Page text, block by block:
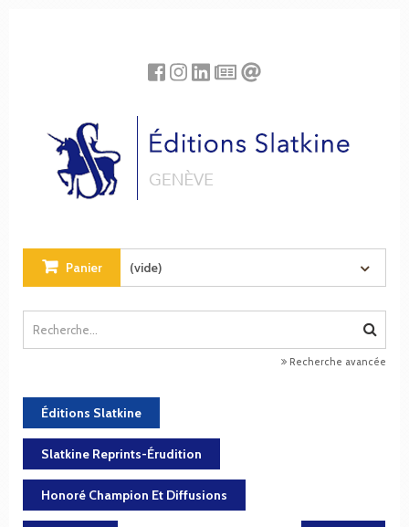
Panier (vide)
Recherche avancée
Éditions Slatkine
Slatkine Reprints-Érudition
Honoré Champion Et Diffusions